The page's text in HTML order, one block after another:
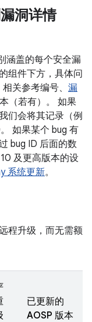
洞详情
涵盖的每个安全漏
组件下方，具体问
关参考编号、 漏
（若有）。 如果
们会将其记录（例
如果某个 bug 有
bug ID 后面的数
及更高版本的设
系统更新。
程升级，而无需额
已更新的
AOSP 版本